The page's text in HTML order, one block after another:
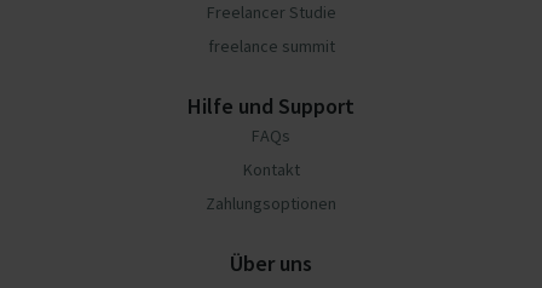
Freelancer Studie
freelance summit
Hilfe und Support
FAQs
Kontakt
Zahlungsoptionen
Über uns